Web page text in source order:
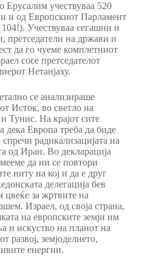
Ерусалим учествуваа 520
и од Европскиот Парламент
Учествуваа сегашни и
претседатели на држави и
да го чуеме комплетниот
сосе претседателот
Нетанјаху.
се анализираше
Исток, во светло на
Тунис. На крајот сите
дека Европа треба да биде
радикализацијата на
од Иран. Во декларација
да ни се повтори
ниту на кој и да е друг
делегација бев
за жртвите на
Израел, од своја страна,
на европските земји им
и искуство на планот на
развој, земјоделието,
енергии.